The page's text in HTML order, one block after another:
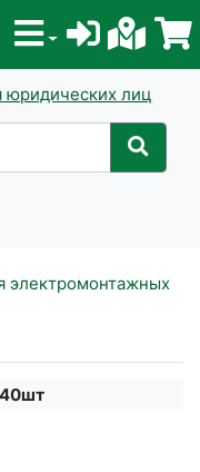
юридических лиц
электромонтажных
40шт